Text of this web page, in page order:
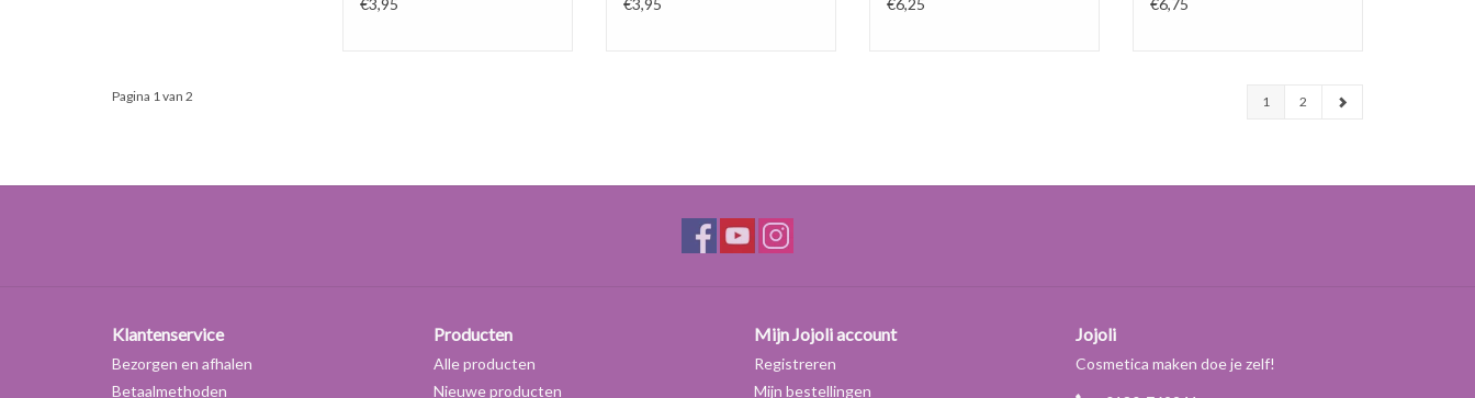
Pagina 1 van 2 1 2
Klantenservice
Bezorgen en afhalen
Betaalmethoden
Producten
Alle producten
Nieuwe producten
Mijn Jojoli account
Registreren
Mijn bestellingen
Jojoli
Cosmetica maken doe je zelf!